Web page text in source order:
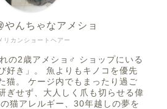
リカンショートヘアー
やんちゃなアメショ
の2歳アメショ♂ ショップにいる
好き」。 魚よりもキノコを優先
猫。 ケージ内でもまったり過ご
ぎせず、大人しく爪も切らせる偉
猫アレルギー、30年越しの夢を